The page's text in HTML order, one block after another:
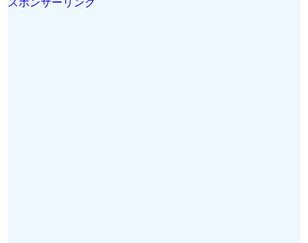
スポンサーリンク